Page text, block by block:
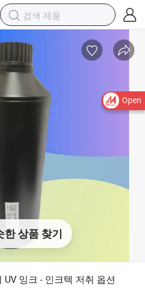
Open
한 상품 찾기
잉크 - 인크텍 저취 옵션